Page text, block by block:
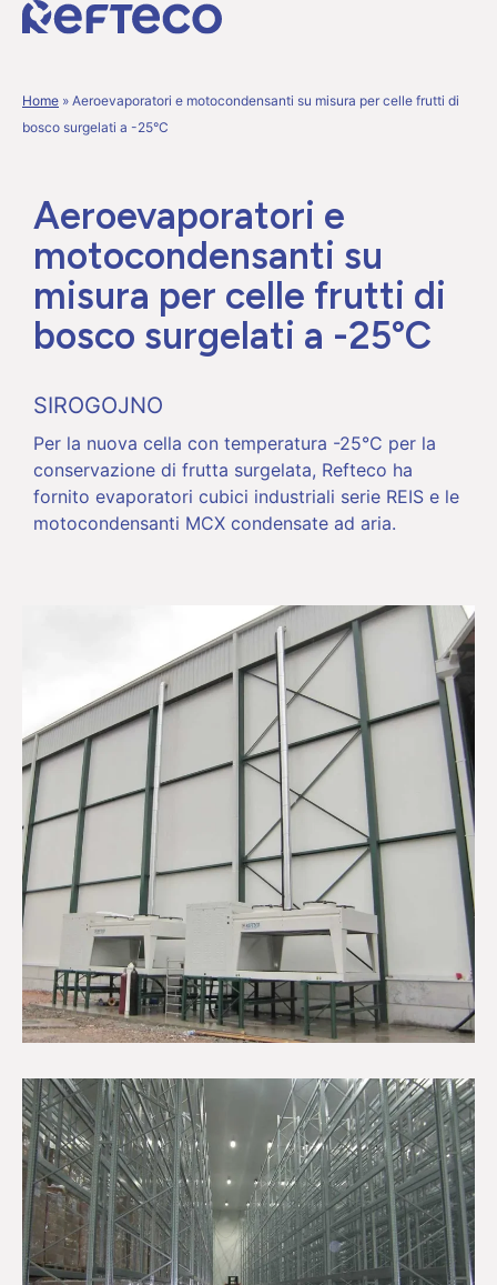
Home » Aeroevaporatori e motocondensanti su misura per celle frutti di
bosco surgelati a -25°C
Aeroevaporatori e
motocondensanti su
misura per celle frutti di
bosco surgelati a -25°C
SIROGOJNO
Per la nuova cella con temperatura -25°C per la
conservazione di frutta surgelata, Refteco ha
fornito evaporatori cubici industriali serie REIS e le
motocondensanti MCX condensate ad aria.